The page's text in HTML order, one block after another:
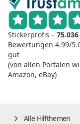
Stickerprofis – 75.036
Bewertungen 4.99/
gut
(von allen Portalen
Amazon, eBay)
Alle Hilfthemen